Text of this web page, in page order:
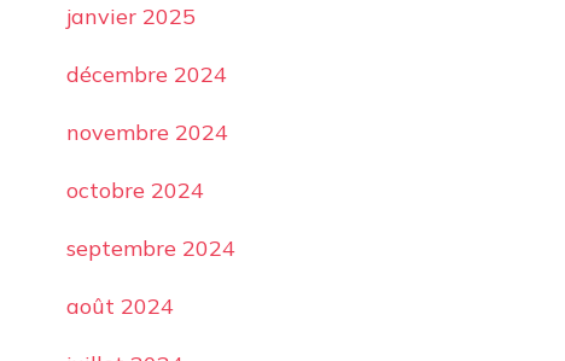
janvier 2025
décembre 2024
novembre 2024
octobre 2024
septembre 2024
août 2024